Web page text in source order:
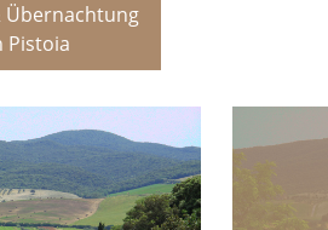
Übernachtung
Pistoia